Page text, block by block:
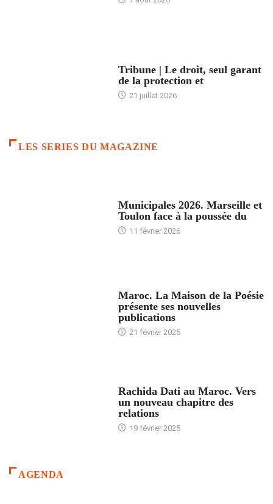
Tribune | Le droit, seul garant
de la protection et
21 juillet 2026
LES SERIES DU MAGAZINE
Municipales 2026. Marseille et
Toulon face à la poussée du
11 février 2026
Maroc. La Maison de la Poésie
présente ses nouvelles
publications
21 février 2025
Rachida Dati au Maroc. Vers
un nouveau chapitre des
relations
19 février 2025
AGENDA